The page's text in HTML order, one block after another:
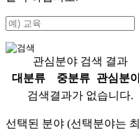
관심분야 검색 결과
대분류
중분류
관심분
검색결과가 없습니다.
선택된 분야 (선택분야는